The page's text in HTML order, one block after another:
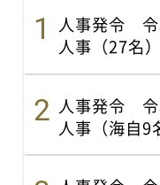
人事発令 令
人事（27名）
人事発令 令
人事（海自9